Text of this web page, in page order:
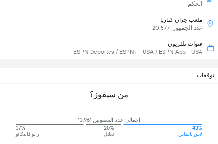
الحكم
ملعب جران كناريا
عدد الجمهور: 20,577
قنوات تلفزيون
ESPN Deportes / ESPN+ - USA / ESPN App - USA
توقعات
من سيفوز؟
إجمالي عدد المصوتين 13,961
43%
لاس بالماس
20%
تعادل
37%
رايو فاييكانو